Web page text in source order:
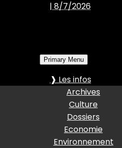
| 8/7/2026
Primary Menu
❱ Les infos
Archives
Culture
Dossiers
Economie
Environnement